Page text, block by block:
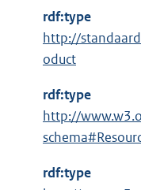
rdf:type
http://
oduct
rdf:type
E
x
e
http://
rdf:type